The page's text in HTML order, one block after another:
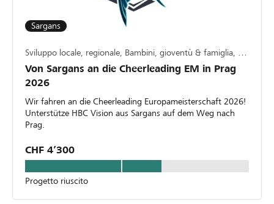
Sargans
Sviluppo locale, regionale, Bambini, gioventù & famiglia, Sport
Von Sargans an die Cheerleading EM in Prag
2026
Wir fahren an die Cheerleading Europameisterschaft 2026!
Unterstütze HBC Vision aus Sargans auf dem Weg nach
Prag.
CHF 4’300
Progetto riuscito